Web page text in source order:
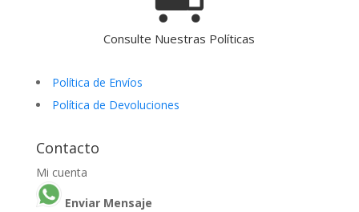
Consulte Nuestras Políticas
Política de Envíos
Política de Devoluciones
Contacto
Mi cuenta
Enviar Mensaje